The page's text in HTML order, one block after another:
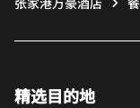
精选目的地